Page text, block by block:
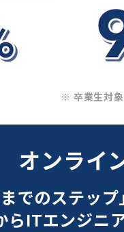
※ 卒業生対
オンライ
でのステッ
らITエンジニ